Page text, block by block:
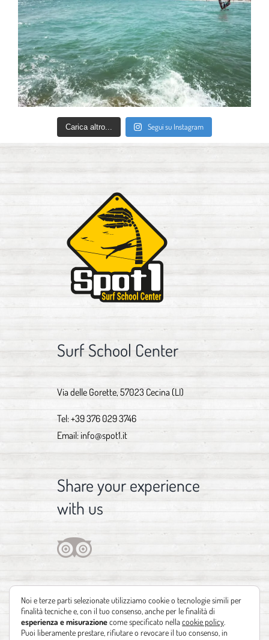
Carica altro... Segui su Instagram
Surf School Center
Via delle Gorette, 57023 Cecina (LI)
Tel:+39 376 029 3746
Email: info@spot1.it
Share your experience
with us
Noi e terze parti selezionate utilizziamo cookie o tecnologie simili per
finalità tecniche e, con il tuo consenso, anche per le finalità di
esperienza e misurazionecome specificato nellacookie policy
Puoi liberamente prestare, rifiutare o revocare il tuo consenso, in